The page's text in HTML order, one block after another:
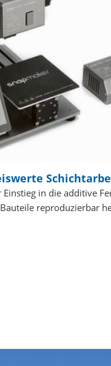
in die additive
reproduzierbar